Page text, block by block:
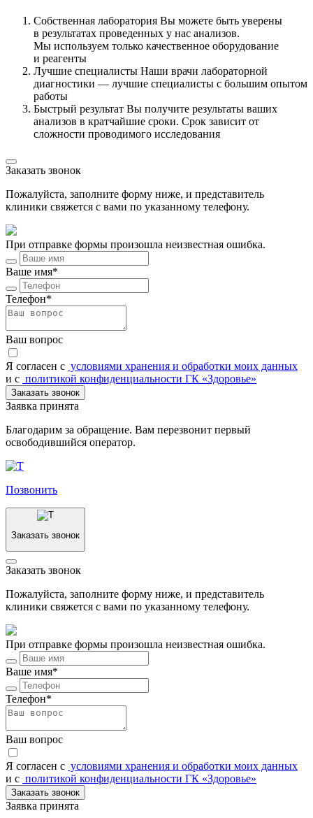
Собственная лаборатория Вы можете быть уверены
в результатах проведенных у нас анализов.
Мы используем только качественное оборудование
и реагенты
Лучшие специалисты Наши врачи лабораторной
диагностики — лучшие специалисты с большим опытом
работы
Быстрый результат Вы получите результаты ваших
анализов в кратчайшие сроки. Срок зависит от
сложности проводимого исследования
Заказать звонок
Пожалуйста, заполните форму ниже, и представитель
клиники свяжется с вами по указанному телефону.
При отправке формы произошла неизвестная ошибка.
Ваше имя*
Телефон*
Ваш вопрос
Я согласен c условиями хранения и обработки моих данных
и с политикой конфиденциальности ГК «Здоровье»
Заказать звонок
Заявка принята
Благодарим за обращение. Вам перезвонит первый
освободившийся оператор.
Позвонить
Заказать звонок
Заказать звонок
Пожалуйста, заполните форму ниже, и представитель
клиники свяжется с вами по указанному телефону.
При отправке формы произошла неизвестная ошибка.
Ваше имя*
Телефон*
Ваш вопрос
Я согласен c условиями хранения и обработки моих данных
и с политикой конфиденциальности ГК «Здоровье»
Заказать звонок
Заявка принята